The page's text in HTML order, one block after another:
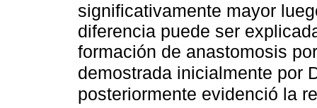
significativamente mayor
diferencia puede ser
formación de anastomosis
demostrada inicialmente por
posteriormente evidenció la